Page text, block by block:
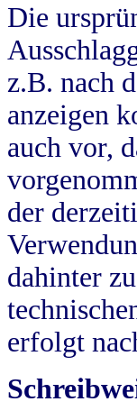
Die
z.B. nach
anzeigen
auch vor,
der
dahinter
erfolgt